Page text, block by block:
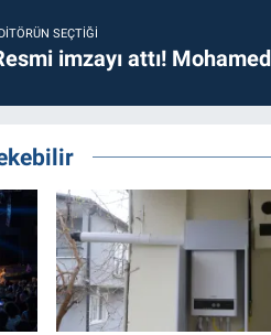
SEÇTIĞI
imzayı attı!